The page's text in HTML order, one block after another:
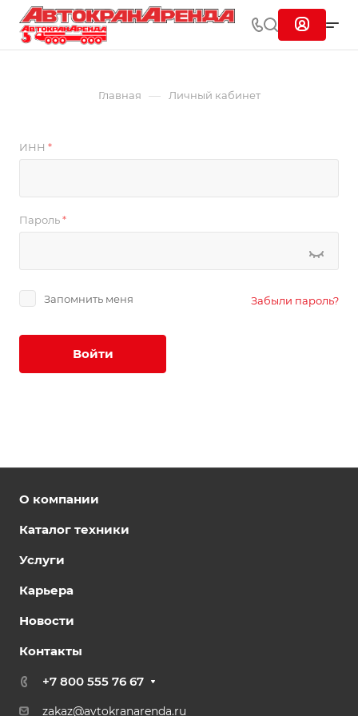
Главная — Личный кабинет
ИНН *
Пароль*
Запомнить меня Забыли пароль?
Войти
О компании
Каталог техники
Услуги
Карьера
Новости
Контакты
+7 800 555 76 67
zakaz@avtokranarenda.ru